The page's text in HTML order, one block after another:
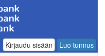
Kirjaudu sisään Luo tunnus